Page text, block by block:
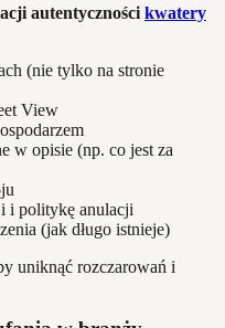
autentyczności kwatery
(nie tylko na stronie
View
w opisie (np. co jest za
i politykę anulacji
(jak długo istnieje)
uniknąć rozczarowań i